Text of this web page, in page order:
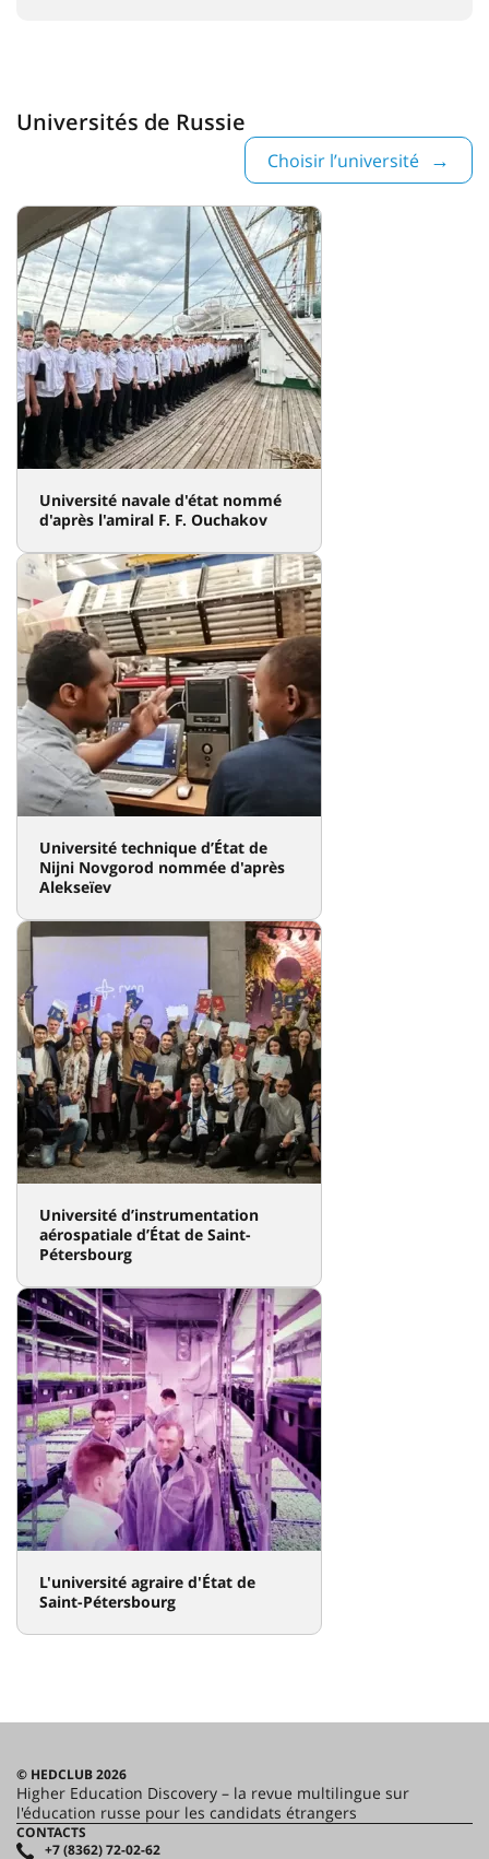
Universités de Russie
Choisir l’université
Université navale d'état nommé
d'après l'amiral F. F. Ouchakov
Université technique d’État de
Nijni Novgorod nommée d'après
Alekseïev
Université d’instrumentation
aérospatiale d’État de Saint-
Pétersbourg
L'université agraire d'État de
Saint-Pétersbourg
© HEDCLUB 2026
Higher Education Discovery – la revue multilingue sur
l'éducation russe pour les candidats étrangers
CONTACTS
+7 (8362) 72-02-62